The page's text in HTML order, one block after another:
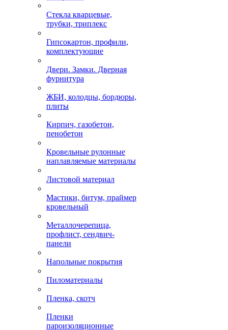
Стекла кварцевые,
трубки, триплекс
Гипсокартон, профили,
комплектующие
Двери. Замки. Дверная
фурнитура
ЖБИ, колодцы, бордюры,
плиты
Кирпич, газобетон,
пенобетон
Кровельные рулонные
наплавляемые материалы
Листовой материал
Мастики, битум, праймер
кровельный
Металлочерепица,
профлист, сендвич-
панели
Напольные покрытия
Пиломатериалы
Пленка, скотч
Пленки
пароизоляционные